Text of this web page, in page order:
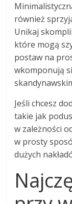
również
Unikaj
które mogą
postaw na
wkomponują
Jeśli chcesz
takie jak
w zależności
w prosty
dużych